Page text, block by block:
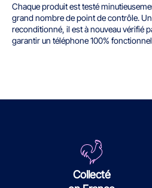
Chaque produit est testé
grand nombre de point de contrôle.
reconditionné, il est à nouveau vérifié
garantir un téléphone 100%
Collecté